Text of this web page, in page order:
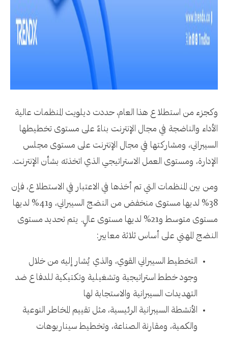
وكجزء من استطلاع هذا العام، حددت ديلويت المنظمات عالية
الأداء والناضجة في مجال الإنترنت بناءً على مستوى تخطيطها
السيبراني، ومشاركتها في مجال الإنترنت على مستوى مجلس
الإدارة، ومستوى العمل الاستراتيجي الذي اتخذته بشأن الإنترنت.
ومن بين المنظمات التي تم أخذها في الاعتبار في الاستطلاع، فإن
38% لديها مستوى منخفض من النضج السيبراني، و41% لديها
مستوى متوسط ​​و21% لديها مستوى عالٍ. يتم تحديد مستوى
النضج المهني على أساس ثلاثة معايير:
التخطيط السيبراني القوي، والذي يُشار إليه من خلال
وجود خطط استراتيجية وتشغيلية وتكتيكية للدفاع ضد
التهديدات السيبرانية والاستجابة لها
الأنشطة السيبرانية الرئيسية، مثل تقييم المخاطر النوعية
والكمية، ومقارنة الصناعة، وتخطيط سيناريوهات